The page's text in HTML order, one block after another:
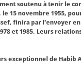
soutenu à tenir le
le 15 novembre 1955,
finira par l’envoyer
et 1985. Leurs
exceptionnel de Habib